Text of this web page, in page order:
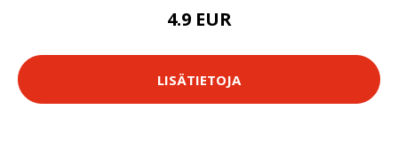
4.9 EUR
LISÄTIETOJA